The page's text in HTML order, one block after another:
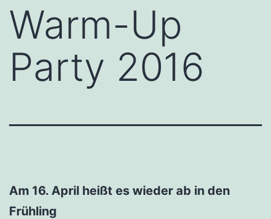
Warm-Up
Party 2016
Am 16. April heißt es wieder ab in den
Frühling